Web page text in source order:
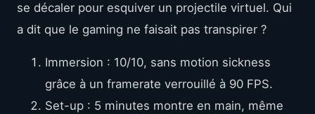
se décaler pour esquiver un projectile virtuel. Qui
a dit que le gaming ne faisait pas transpirer ?
Immersion : 10/10, sans motion sickness
grâce à un framerate verrouillé à 90 FPS.
Set-up : 5 minutes montre en main, même